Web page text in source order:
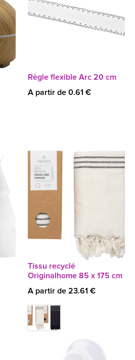
Règle flexible Arc 20 cm
A partir de 0.61 €
Tissu recyclé
Originalhome 85 x 175 cm
A partir de 23.61 €